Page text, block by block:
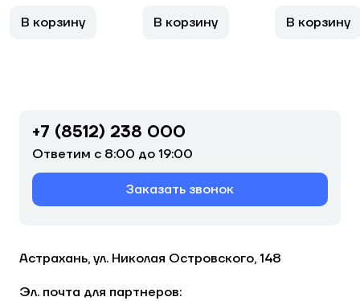
В корзину В корзину В корзину
+7 (8512) 238 000
Ответим с 8:00 до 19:00
Заказать звонок
Астрахань, ул. Николая Островского, 148
Эл. почта для партнеров: